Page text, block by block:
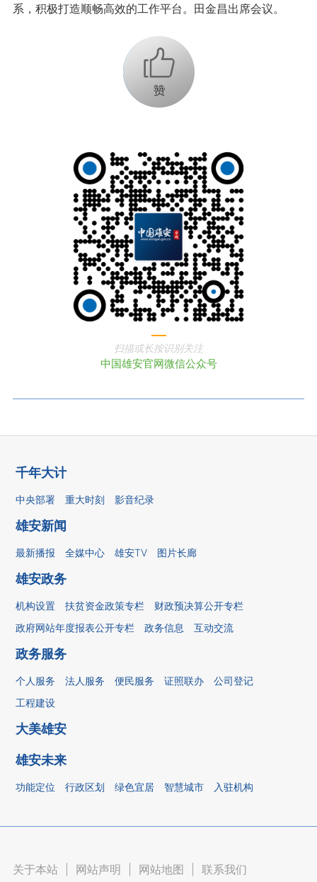
系，积极打造顺畅高效的工作平台。 田金昌出席会议。
+1
扫描或长按识别关注
中国雄安官网微信公众号
千年大计
中央部署 重大时刻 影音纪录
雄安新闻
最新播报 全媒中心 雄安TV 图片长廊
雄安政务
机构设置 扶贫资金政策专栏
财政预决算公开专栏
政府网站年度报表公开专栏
政务信息 互动交流
政务服务
个人服务 法人服务 便民服务 证照联办
公司登记
工程建设
大美雄安
雄安未来
功能定位 行政区划 绿色宜居 智慧城市 入驻机构
关于本站 网站声明 网站地图 联系我们